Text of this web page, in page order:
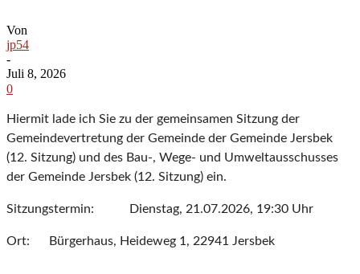
Von
jp54
-
Juli 8, 2026
0
Hiermit lade ich Sie zu der gemeinsamen Sitzung der
Gemeindevertretung der Gemeinde der Gemeinde Jersbek
(12. Sitzung) und des Bau-, Wege- und Umweltausschusses
der Gemeinde Jersbek (12. Sitzung) ein.
Sitzungstermin: Dienstag, 21.07.2026, 19:30 Uhr
Ort: Bürgerhaus, Heideweg 1, 22941 Jersbek